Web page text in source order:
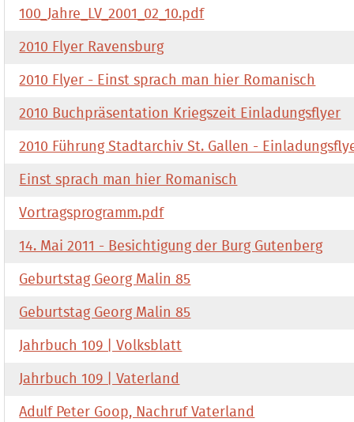
100_Jahre_LV_2001_02_10.pdf
2010 Flyer Ravensburg
2010 Flyer - Einst sprach man hier Romanisch
2010 Buchpräsentation Kriegszeit Einladungsflyer
2010 Führung Stadtarchiv St. Gallen -
Einst sprach man hier Romanisch
Vortragsprogramm.pdf
14. Mai 2011 - Besichtigung der Burg Gutenberg
Geburtstag Georg Malin 85
Geburtstag Georg Malin 85
Jahrbuch 109 | Volksblatt
Jahrbuch 109 | Vaterland
Adulf Peter Goop, Nachruf Vaterland